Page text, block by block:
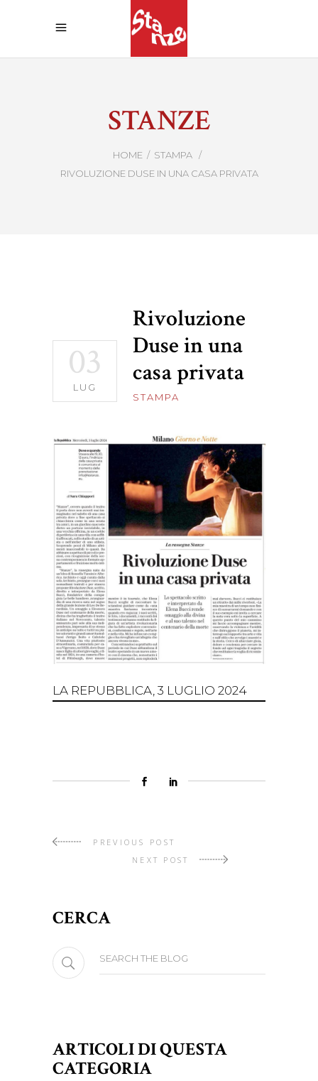
STANZE
HOME / STAMPA /
RIVOLUZIONE DUSE IN UNA CASA PRIVATA
03
LUG
Rivoluzione
Duse in una
casa privata
STAMPA
LA REPUBBLICA, 3 LUGLIO 2024
PREVIOUS POST
NEXT POST
CERCA
Search
for:
ARTICOLI DI QUESTA
CATEGORIA